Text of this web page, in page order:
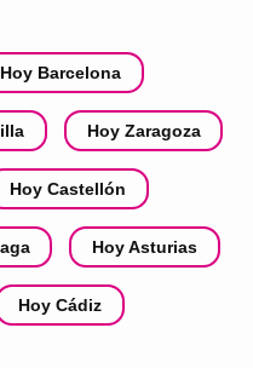
Hoy Barcelona
Hoy Zaragoza
Hoy Castellón
Hoy Asturias
Hoy Cádiz